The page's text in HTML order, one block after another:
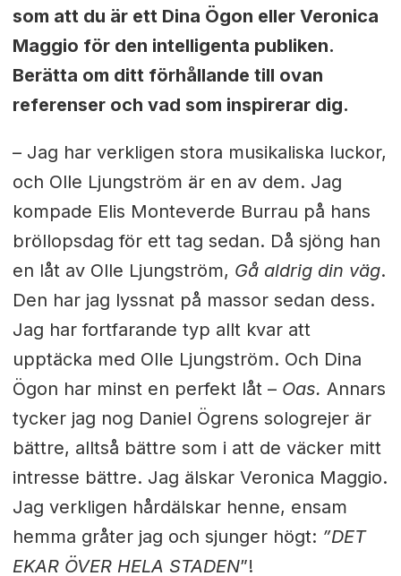
som att du är ett Dina Ögon eller Veronica
Maggio för den intelligenta publiken.
Berätta om ditt förhållande till ovan
referenser och vad som inspirerar dig.
– Jag har verkligen stora musikaliska luckor,
och Olle Ljungström är en av dem. Jag
kompade Elis Monteverde Burrau på hans
bröllopsdag för ett tag sedan. Då sjöng han
en låt av Olle Ljungström, Gå aldrig din väg.
Den har jag lyssnat på massor sedan dess.
Jag har fortfarande typ allt kvar att
upptäcka med Olle Ljungström. Och Dina
Ögon har minst en perfekt låt – Oas. Annars
tycker jag nog Daniel Ögrens sologrejer är
bättre, alltså bättre som i att de väcker mitt
intresse bättre. Jag älskar Veronica Maggio.
Jag verkligen hårdälskar henne, ensam
hemma gråter jag och sjunger högt: ”DET
EKAR ÖVER HELA STADEN”!